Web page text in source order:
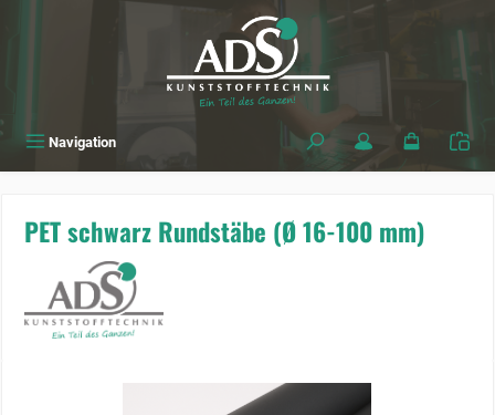
Navigation
PET schwarz Rundstäbe (Ø 16-100 mm)